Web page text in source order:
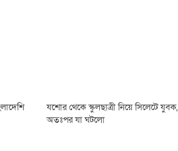
যশোর থেকে স্কুলছাত্রী নিয়ে সিলেটে যুবক,
অতঃপর যা ঘটলো